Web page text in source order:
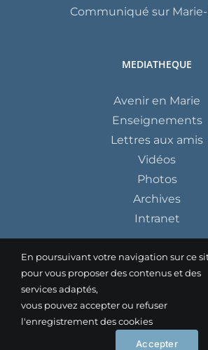
Communiqué sur
MEDIATHEQUE
Avenir en Marie
Enseignements
Lettres aux amis
Vidéos
Photos
Archives
Intranet
InstagramFacebook
En poursuivant votre navigation sur ce
pour vous proposer des contenus et des
services adaptés,
vous pouvez accepter ou refuser
l'enregistrement des cookies
Accepter